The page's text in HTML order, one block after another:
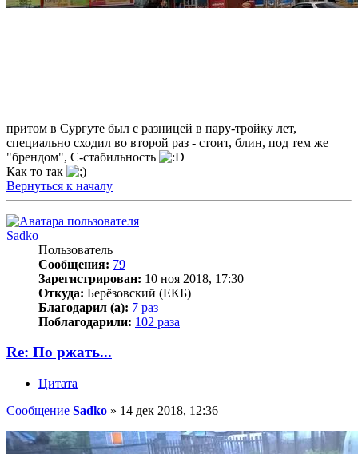
притом в Сургуте был с разницей в пару-тройку лет,
специально сходил во второй раз - стоит, блин, под тем же
"брендом", С-стабильность
Как то так
Вернуться к началу
Sadko
Пользователь
Сообщения: 79
Зарегистрирован: 10 ноя 2018, 17:30
Откуда: Берёзовский (ЕКБ)
Благодарил (а): 7 раз
Поблагодарили: 102 раза
Re: По ржать...
Цитата
Сообщение Sadko » 14 дек 2018, 12:36